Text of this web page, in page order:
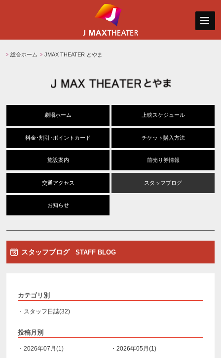
総合ホーム JMAX THEATER とやま
劇場ホーム 上映スケジュール
料金･割引･ポイントカード チケット購入方法
施設案内 前売り券情報
交通アクセス スタッフブログ
お知らせ
スタッフブログ STAFF BLOG
カテゴリ別
・スタッフ日誌(32)
投稿月別
・2026年07月(1) ・2026年05月(1)